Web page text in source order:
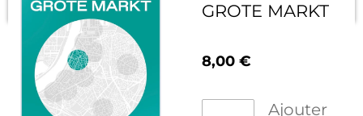
GROTE MARKT
8,00 €
Ajouter